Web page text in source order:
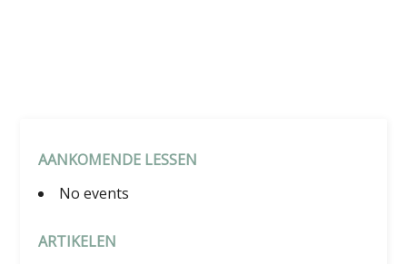
AANKOMENDE LESSEN
No events
ARTIKELEN